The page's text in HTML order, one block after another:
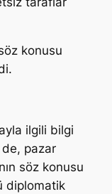
konusu
ilgili bilgi
pazar
söz konusu
diplomatik